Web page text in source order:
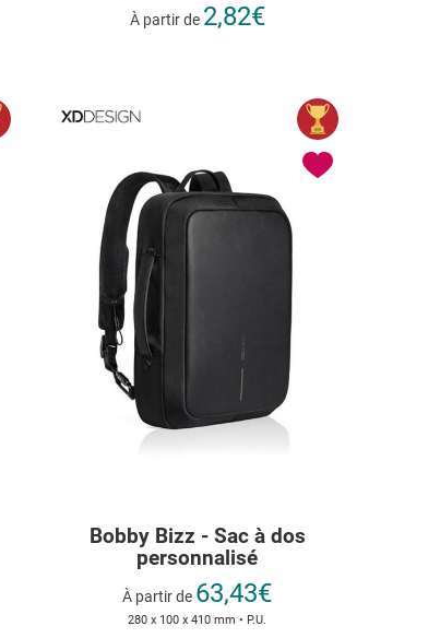
À partir de 2,82€
Bobby Bizz - Sac à dos
personnalisé
À partir de 63,43€
280 x 100 x 410 mm • P.U.